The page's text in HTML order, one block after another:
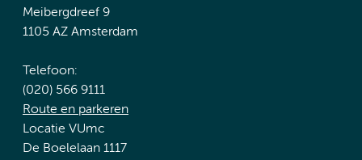
Meibergdreef 9
1105 AZ Amsterdam
Telefoon:
(020) 566 9111
Route en parkeren
Locatie VUmc
De Boelelaan 1117